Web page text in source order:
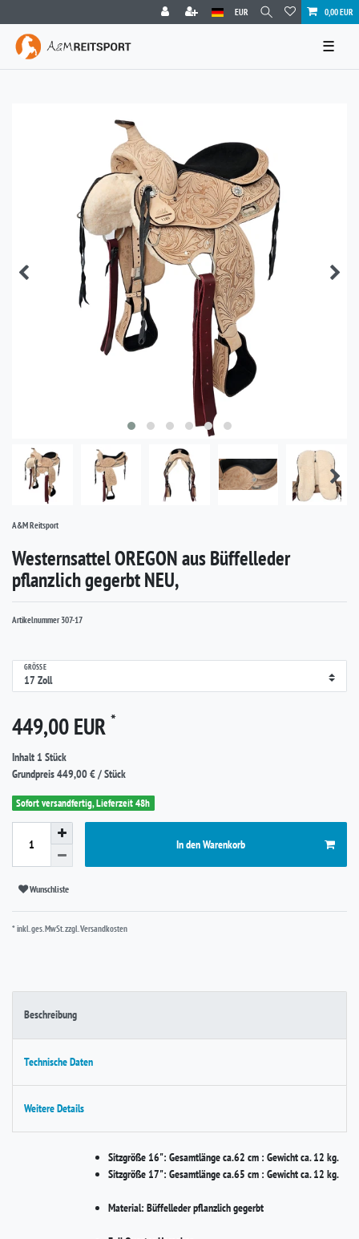
EUR 0,00 EUR
☰
A&M Reitsport
Westernsattel OREGON aus Büffelleder
pflanzlich gegerbt NEU,
Artikelnummer307-17
GRÖSSE
449,00 EUR *
Inhalt 1 Stück
Grundpreis449,00 € / Stück
Sofort versandfertig, Lieferzeit 48h
In den Warenkorb
Wunschliste
* inkl. ges. MwSt. zzgl.Versandkosten
Beschreibung
Technische Daten
Weitere Details
Sitzgröße 16": Gesamtlänge ca.62 cm : Gewicht ca. 12 kg.
Sitzgröße 17": Gesamtlänge ca.65 cm : Gewicht ca. 12 kg.
Material: Büffelleder pflanzlich gegerbt